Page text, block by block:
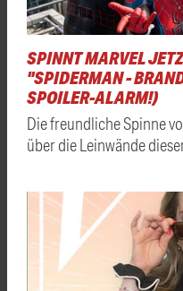
SPINNT MARVEL
"SPIDERMAN -
SPOILER-ALARM!)
Die freundliche Spinne
über die Leinwände